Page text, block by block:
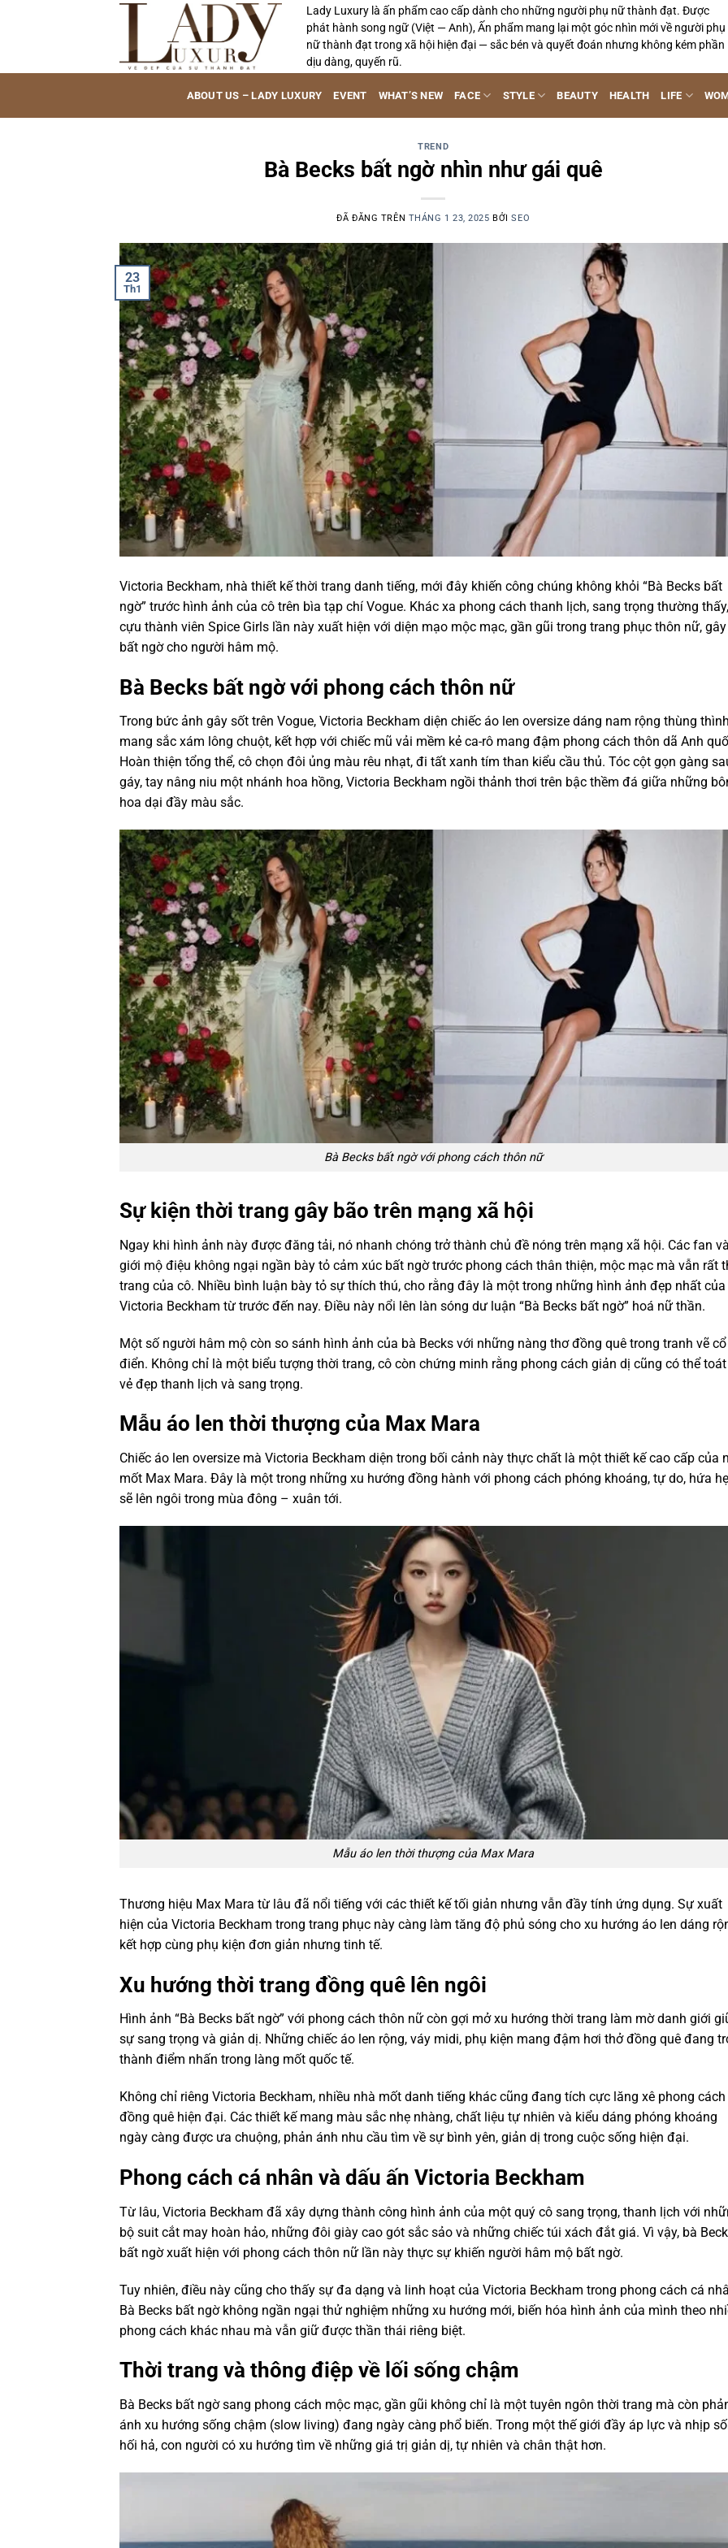
dung
Lady Luxury là ấn phẩm cao cấp dành cho những người phụ nữ thành đạt. Được
phát hành song ngữ (Việt — Anh), Ấn phẩm mang lại một góc nhìn mới về người phụ
nữ thành đạt trong xã hội hiện đại — sắc bén và quyết đoán nhưng không kém phần
dịu dàng, quyến rũ.
ABOUT US – LADY LUXURY EVENT WHAT’S NEW FACE STYLE BEAUTY HEALTH LIFE
TREND
Bà Becks bất ngờ nhìn như gái quê
ĐÃ ĐĂNG TRÊN THÁNG 1 23, 2025 BỞISEO
23
Th1
Victoria Beckham, nhà thiết kế thời trang danh tiếng, mới đây khiến công chúng không khỏi “Bà Becks bất
ngờ” trước hình ảnh của cô trên bìa tạp chí Vogue. Khác xa phong cách thanh lịch, sang trọng thường thấy,
cựu thành viên Spice Girls lần này xuất hiện với diện mạo mộc mạc, gần gũi trong trang phục thôn nữ, gây
bất ngờ cho người hâm mộ.
Bà Becks bất ngờ với phong cách thôn nữ
Trong bức ảnh gây sốt trên Vogue, Victoria Beckham diện chiếc áo len oversize dáng nam rộng thùng
mang sắc xám lông chuột, kết hợp với chiếc mũ vải mềm kẻ ca-rô mang đậm phong cách thôn dã Anh
Hoàn thiện tổng thể, cô chọn đôi ủng màu rêu nhạt, đi tất xanh tím than kiểu cầu thủ. Tóc cột gọn gàng
gáy, tay nâng niu một nhánh hoa hồng, Victoria Beckham ngồi thảnh thơi trên bậc thềm đá giữa những
hoa dại đầy màu sắc.
Bà Becks bất ngờ với phong cách thôn nữ
Sự kiện thời trang gây bão trên mạng xã hội
Ngay khi hình ảnh này được đăng tải, nó nhanh chóng trở thành chủ đề nóng trên mạng xã hội. Các fan và
giới mộ điệu không ngại ngần bày tỏ cảm xúc bất ngờ trước phong cách thân thiện, mộc mạc mà vẫn rất
trang của cô. Nhiều bình luận bày tỏ sự thích thú, cho rằng đây là một trong những hình ảnh đẹp nhất của
Victoria Beckham từ trước đến nay. Điều này nổi lên làn sóng dư luận “Bà Becks bất ngờ” hoá nữ thần.
Một số người hâm mộ còn so sánh hình ảnh của bà Becks với những nàng thơ đồng quê trong tranh vẽ cổ
điển. Không chỉ là một biểu tượng thời trang, cô còn chứng minh rằng phong cách giản dị cũng có thể toát
vẻ đẹp thanh lịch và sang trọng.
Mẫu áo len thời thượng của Max Mara
Chiếc áo len oversize mà Victoria Beckham diện trong bối cảnh này thực chất là một thiết kế cao cấp của
mốt Max Mara. Đây là một trong những xu hướng đồng hành với phong cách phóng khoáng, tự do, hứa
sẽ lên ngôi trong mùa đông – xuân tới.
Mẫu áo len thời thượng của Max Mara
Thương hiệu Max Mara từ lâu đã nổi tiếng với các thiết kế tối giản nhưng vẫn đầy tính ứng dụng. Sự xuất
hiện của Victoria Beckham trong trang phục này càng làm tăng độ phủ sóng cho xu hướng áo len dáng
kết hợp cùng phụ kiện đơn giản nhưng tinh tế.
Xu hướng thời trang đồng quê lên ngôi
Hình ảnh “Bà Becks bất ngờ” với phong cách thôn nữ còn gợi mở xu hướng thời trang làm mờ danh giới
sự sang trọng và giản dị. Những chiếc áo len rộng, váy midi, phụ kiện mang đậm hơi thở đồng quê đang
thành điểm nhấn trong làng mốt quốc tế.
Không chỉ riêng Victoria Beckham, nhiều nhà mốt danh tiếng khác cũng đang tích cực lăng xê phong cách
đồng quê hiện đại. Các thiết kế mang màu sắc nhẹ nhàng, chất liệu tự nhiên và kiểu dáng phóng khoáng
ngày càng được ưa chuộng, phản ánh nhu cầu tìm về sự bình yên, giản dị trong cuộc sống hiện đại.
Phong cách cá nhân và dấu ấn Victoria Beckham
Từ lâu, Victoria Beckham đã xây dựng thành công hình ảnh của một quý cô sang trọng, thanh lịch với
bộ suit cắt may hoàn hảo, những đôi giày cao gót sắc sảo và những chiếc túi xách đắt giá. Vì vậy, bà
bất ngờ xuất hiện với phong cách thôn nữ lần này thực sự khiến người hâm mộ bất ngờ.
Tuy nhiên, điều này cũng cho thấy sự đa dạng và linh hoạt của Victoria Beckham trong phong cách cá
Bà Becks bất ngờ không ngần ngại thử nghiệm những xu hướng mới, biến hóa hình ảnh của mình theo
phong cách khác nhau mà vẫn giữ được thần thái riêng biệt.
Thời trang và thông điệp về lối sống chậm
Bà Becks bất ngờ sang phong cách mộc mạc, gần gũi không chỉ là một tuyên ngôn thời trang mà còn
ánh xu hướng sống chậm (slow living) đang ngày càng phổ biến. Trong một thế giới đầy áp lực và nhịp
hối hả, con người có xu hướng tìm về những giá trị giản dị, tự nhiên và chân thật hơn.